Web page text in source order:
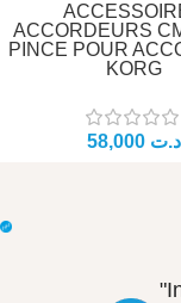
ACCORDEURS
PINCE POUR
KORG
د.ت